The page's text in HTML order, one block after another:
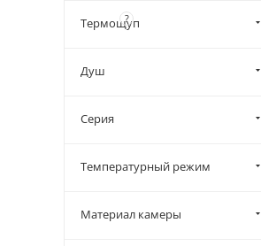
Термощуп
?
Душ
Серия
Температурный режим
Материал камеры